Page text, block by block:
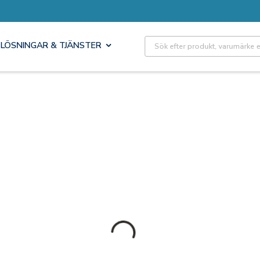
LÖSNINGAR & TJÄNSTER Site Search